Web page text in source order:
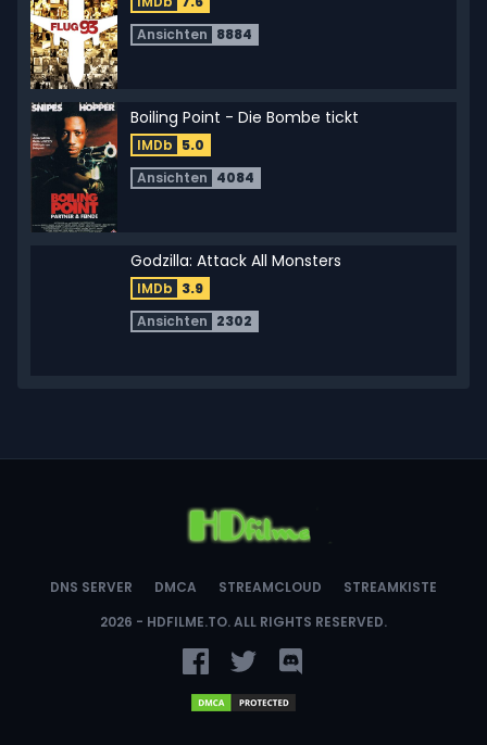
Ansichten 8884
Boiling Point - Die Bombe tickt
IMDb 5.0
Ansichten 4084
Godzilla: Attack All Monsters
IMDb 3.9
Ansichten 2302
Ansichten 6645
DNS SERVER DMCA STREAMCLOUD
STREAMKISTE
2026 - HDFILME.TO. ALL RIGHTS RESERVED.